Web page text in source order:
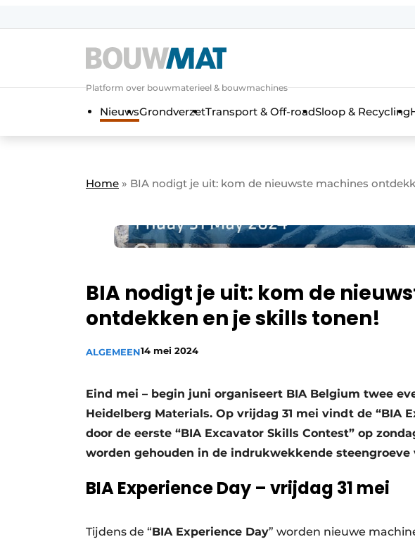
Algemene voorwaarden
BedrijvenAanmeldenAanmelden FR
Bedankt voor de aanmelding
Bedankt voor de
Bedrijven
Bouwmat | Platform over bouwmaterieel &
Direct contact
Meest gelezen
Podcasts
Privacy / Cookie statement
Vacature aanmelden
Vacatures
Platform over bouwmaterieel & bouwmachines
NieuwsGrondverzetTransport & Off-roadSloop & Recycling
Home » BIA nodigt je uit: kom de nieuwste machines
BIA nodigt je uit: kom de
ontdekken en je skills tonen!
ALGEMEEN14 mei 2024
Eind mei – begin juni organiseert BIA Belgium twee
Heidelberg Materials. Op vrijdag 31 mei vindt de “BIA
door de eerste “BIA Excavator Skills Contest” op
worden gehouden in de indrukwekkende steengroeve
BIA Experience Day – vrijdag 31 mei
Tijdens de “BIA Experience Day” worden nieuwe